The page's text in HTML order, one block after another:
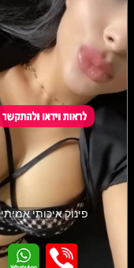
פינוק איכותי אמיתי